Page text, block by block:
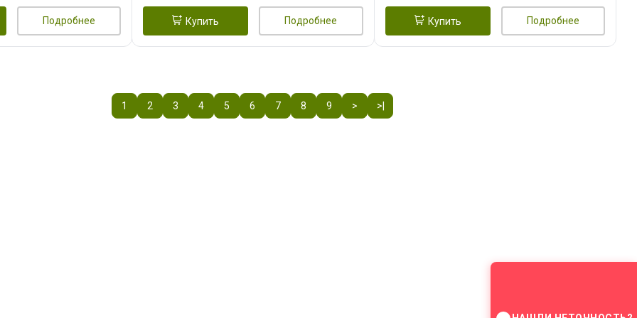
Подробнее Купить Подробнее Купить Подробнее
1 2 3 4 5 6 7 8 9 > >|